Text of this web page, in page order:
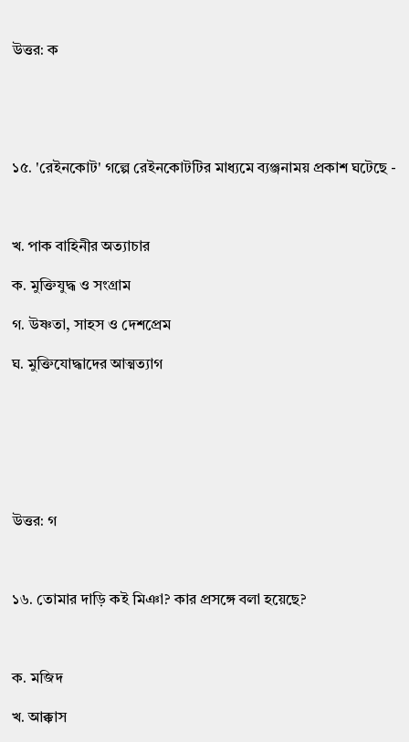
উত্তর: ক
১৫. 'রেইনকোট' গল্পে রেইনকোটটির মাধ্যমে ব্যঞ্জনাময় প্রকাশ ঘটেছে -
খ. পাক বাহিনীর অত্যাচার
ক. মুক্তিযুদ্ধ ও সংগ্রাম
গ. উষ্ণতা, সাহস ও দেশপ্রেম
ঘ. মুক্তিযোদ্ধাদের আত্মত্যাগ
উত্তর: গ
১৬. তোমার দাড়ি কই মিঞা? কার প্রসঙ্গে বলা হয়েছে?
ক. মজিদ
খ. আক্কাস